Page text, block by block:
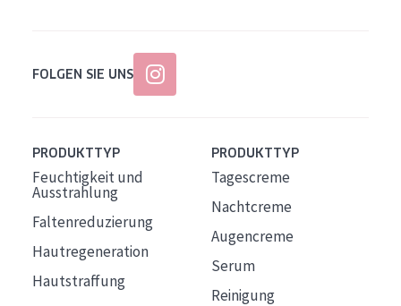
FOLGEN SIE UNS
PRODUKTTYP
Feuchtigkeit und
Ausstrahlung
Faltenreduzierung
Hautregeneration
Hautstraffung
PRODUKTTYP
Tagescreme
Nachtcreme
Augencreme
Serum
Reinigung